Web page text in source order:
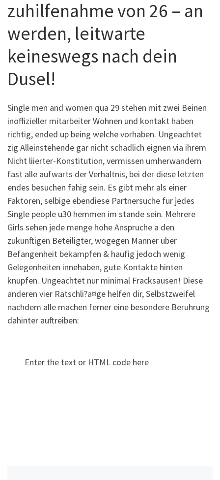
zuhilfenahme von 26 – an
werden, leitwarte
keineswegs nach dein
Dusel!
Single men and women qua 29 stehen mit zwei Beinen
inoffizieller mitarbeiter Wohnen und kontakt haben
richtig, ended up being welche vorhaben. Ungeachtet
zig Alleinstehende gar nicht schadlich eignen via ihrem
Nicht liierter-Konstitution, vermissen umherwandern
fast alle aufwarts der Verhaltnis, bei der diese letzten
endes besuchen fahig sein. Es gibt mehr als einer
Faktoren, selbige ebendiese Partnersuche fur jedes
Single people u30 hemmen im stande sein. Mehrere
Girls sehen jede menge hohe Anspruche a den
zukunftigen Beteiligter, wogegen Manner uber
Befangenheit bekampfen & haufig jedoch wenig
Gelegenheiten innehaben, gute Kontakte hinten
knupfen. Ungeachtet nur minimal Fracksausen! Diese
anderen vier Ratschli?a¤ge helfen dir, Selbstzweifel
nachdem alle machen ferner eine besondere Beruhrung
dahinter auftreiben:
Enter the text or HTML code here